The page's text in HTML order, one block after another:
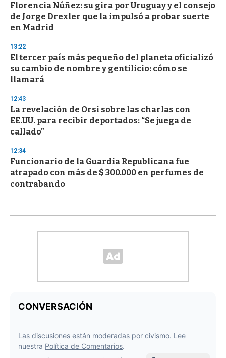
Florencia Núñez: su gira por Uruguay y el consejo
de Jorge Drexler que la impulsó a probar suerte
en Madrid
13:22
El tercer país más pequeño del planeta oficializó
su cambio de nombre y gentilicio: cómo se
llamará
12:43
La revelación de Orsi sobre las charlas con
EE.UU. para recibir deportados: “Se juega de
callado”
12:34
Funcionario de la Guardia Republicana fue
atrapado con más de $ 300.000 en perfumes de
contrabando